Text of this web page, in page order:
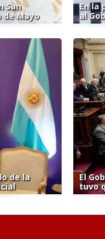
San
de Mayo
En la
al
de la
El
tuvo